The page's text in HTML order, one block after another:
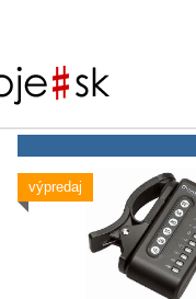
výpredaj